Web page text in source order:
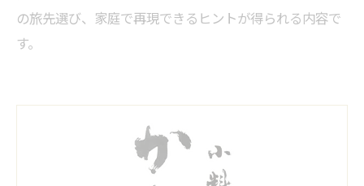
の旅先選び、家庭で再現できるヒントが得られる内容で
す。